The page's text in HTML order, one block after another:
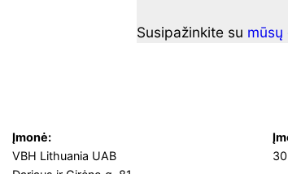
Susipažinkite su mūsų
Įmonė:
VBH Lithuania UAB